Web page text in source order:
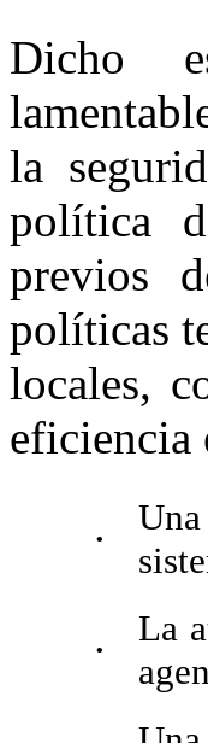
Dicho
la
política
previos
políticas
locales,
eficiencia
•
•
La